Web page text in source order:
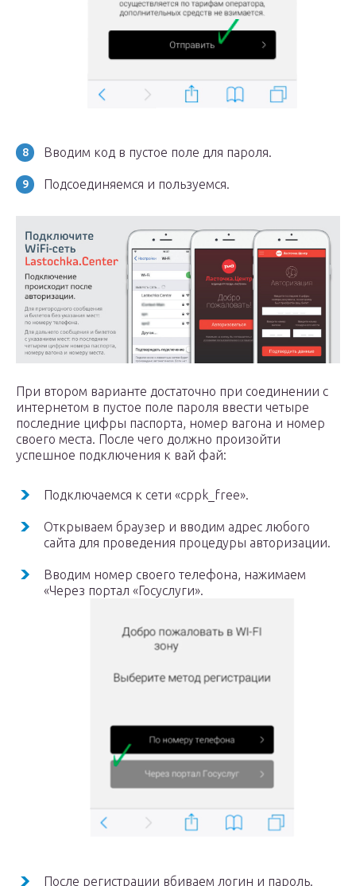
Вводим код в пустое поле для пароля.
Подсоединяемся и пользуемся.
При втором варианте достаточно при соединении с
интернетом в пустое поле пароля ввести четыре
последние цифры паспорта, номер вагона и номер
своего места. После чего должно произойти
успешное подключения к вай фай:
Подключаемся к сети «cppk_free».
Открываем браузер и вводим адрес любого
сайта для проведения процедуры авторизации.
Вводим номер своего телефона, нажимаем
«Через портал «Госуслуги».
После регистрации вбиваем логин и пароль.